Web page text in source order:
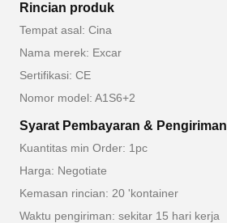
Rincian produk
Tempat asal: Cina
Nama merek: Excar
Sertifikasi: CE
Nomor model: A1S6+2
Syarat Pembayaran & Pengiriman
Kuantitas min Order: 1pc
Harga: Negotiate
Kemasan rincian: 20 'kontainer
Waktu pengiriman: sekitar 15 hari kerja